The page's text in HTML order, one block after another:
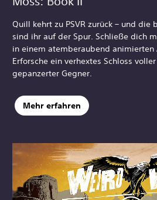
Quill kehrt zu PSVR zurück – und die
sind ihr auf der Spur. Schließe dich
in einem atemberaubend animierten
Erforsche ein verhextes Schloss
gepanzerter Gegner.
Mehr erfahren